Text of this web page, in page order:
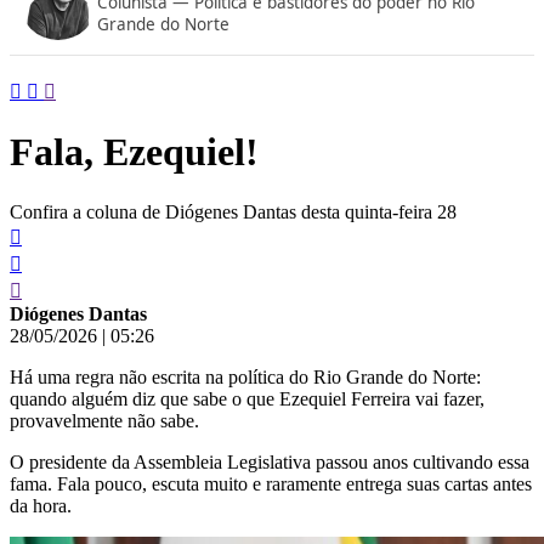
conteúdo
Grande do Norte
Fala, Ezequiel!
Confira a coluna de Diógenes Dantas desta quinta-feira 28
Diógenes Dantas
28/05/2026 | 05:26
Há uma regra não escrita na política do Rio Grande do Norte:
quando alguém diz que sabe o que Ezequiel Ferreira vai fazer,
provavelmente não sabe.
O presidente da Assembleia Legislativa passou anos cultivando essa
fama. Fala pouco, escuta muito e raramente entrega suas cartas antes
da hora.